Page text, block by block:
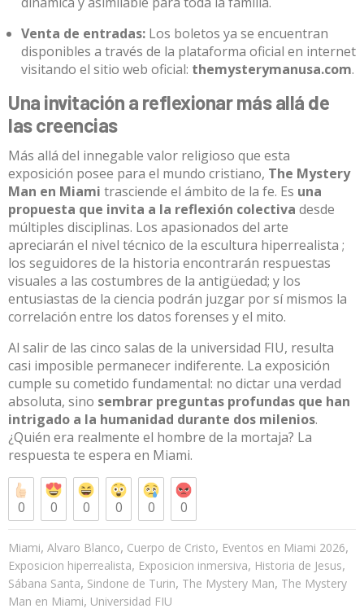
Venta de entradas: Los boletos ya se encuentran
disponibles a través de la plataforma oficial en internet
visitando el sitio web oficial: themysterymanusa.com.
Una invitación a reflexionar más allá de
las creencias
Más allá del innegable valor religioso que esta
exposición posee para el mundo cristiano, The Mystery
Man en Miami trasciende el ámbito de la fe. Es una
propuesta que invita a la reflexión colectiva desde
múltiples disciplinas. Los apasionados del arte
apreciarán el nivel técnico de la escultura hiperrealista ;
los seguidores de la historia encontrarán respuestas
visuales a las costumbres de la antigüedad; y los
entusiastas de la ciencia podrán juzgar por sí mismos la
correlación entre los datos forenses y el mito.
Al salir de las cinco salas de la universidad FIU, resulta
casi imposible permanecer indiferente. La exposición
cumple su cometido fundamental: no dictar una verdad
absoluta, sino sembrar preguntas profundas que han
intrigado a la humanidad durante dos milenios.
¿Quién era realmente el hombre de la mortaja? La
respuesta te espera en Miami.
0 0 0 0 0 0
Miami, Alvaro Blanco, Cuerpo de Cristo, Eventos en Miami 2026,
Exposicion hiperrealista, Exposicion inmersiva, Historia de Jesus,
Sábana Santa, Sindone de Turin, The Mystery Man, The Mystery
Man en Miami, Universidad FIU